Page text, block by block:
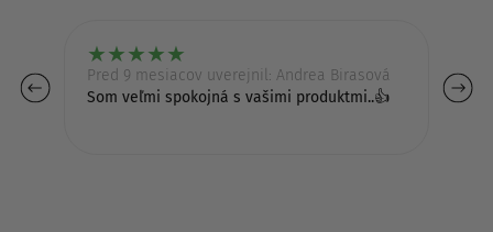
★★★★★
Pred 9 mesiacov uverejnil: Andrea Birasová
Som veľmi spokojná s vašimi produktmi..👍